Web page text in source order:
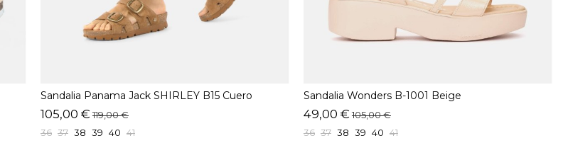
Sandalia Panama Jack SHIRLEY B15 Cuero
105,00 € 119,00 €
36 37 38 39 40 41
Sandalia Wonders B-1001 Beige
49,00 € 105,00 €
36 37 38 39 40 41